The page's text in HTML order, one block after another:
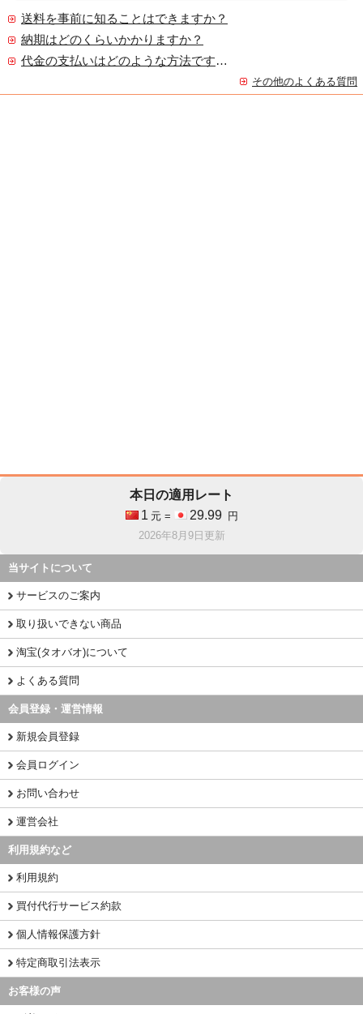
送料を事前に知ることはできますか？
納期はどのくらいかかりますか？
代金の支払いはどのような方法ですか？
その他のよくある質問
本日の適用レート
1 元 = 29.99
円
2026年8月9日更新
当サイトについて
サービスのご案内
取り扱いできない商品
淘宝(タオバオ)について
よくある質問
会員登録・運営情報
新規会員登録
会員ログイン
お問い合わせ
運営会社
利用規約など
利用規約
買付代行サービス約款
個人情報保護方針
特定商取引法表示
お客様の声